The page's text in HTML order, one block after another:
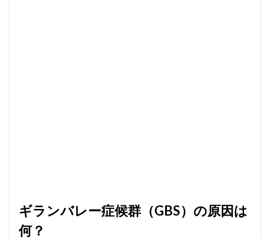
ギランバレー症候群（GBS）の原因は
何？